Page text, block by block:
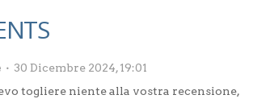
30 Dicembre 2024, 19:01
togliere niente alla vostra recensione,